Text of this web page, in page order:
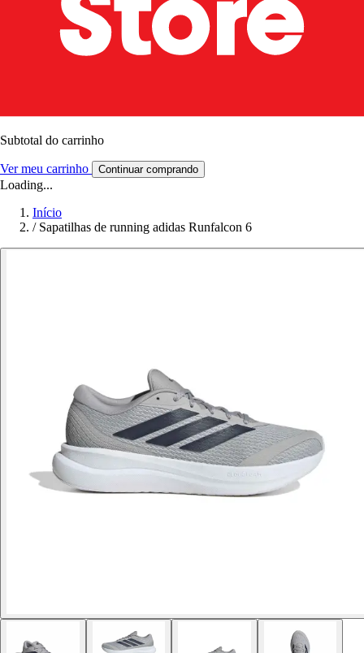
Subtotal do carrinho
Ver meu carrinho Continuar comprando
Loading...
Início
/ Sapatilhas de running adidas Runfalcon 6